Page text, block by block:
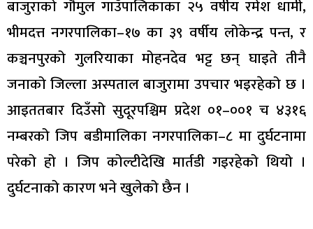
बाजुराको गौमुल गाउँपालिकाका २५ वर्षीय रमेश धामी,
भीमदत्त नगरपालिका–१७ का ३९ वर्षीय लोकेन्द्र पन्त, र
कञ्चनपुरको गुलरियाका मोहनदेव भट्ट छन् घाइते तीनै
जनाको जिल्ला अस्पताल बाजुरामा उपचार भइरहेको छ ।
आइततबार दिउँसो सुदूरपश्चिम प्रदेश ०१–००१ च ४३१६
नम्बरको जिप बडीमालिका नगरपालिका–८ मा दुर्घटनामा
परेको हो । जिप कोल्टीदेखि मार्तडी गइरहेको थियो ।
दुर्घटनाको कारण भने खुलेको छैन ।